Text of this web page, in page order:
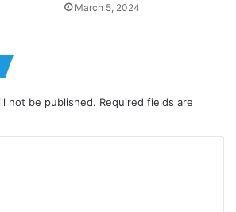
March 5, 2024
not be published. Required fields are